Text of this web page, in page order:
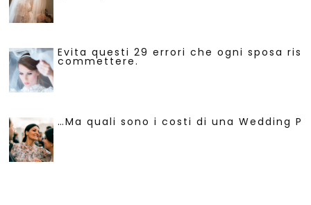
Evita questi 29 errori che ogni sposa
commettere.
…Ma quali sono i costi di una Wedding